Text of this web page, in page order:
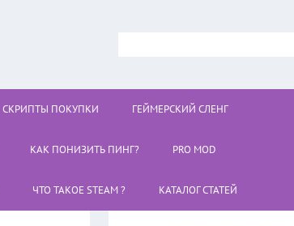
СКРИПТЫ ПОКУПКИ ГЕЙМЕРСКИЙ СЛЕНГ
КАК ПОНИЗИТЬ ПИНГ? PRO MOD
ЧТО ТАКОЕ STEAM ? КАТАЛОГ СТАТЕЙ